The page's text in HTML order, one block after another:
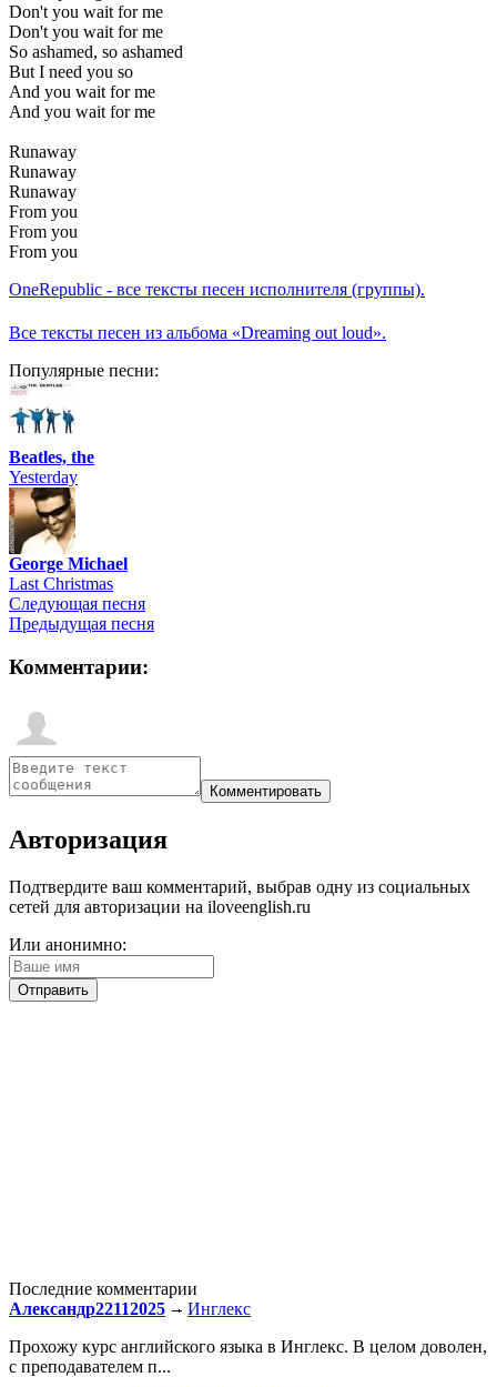
Don't you wait for me
Don't you wait for me
So ashamed, so ashamed
But I need you so
And you wait for me
And you wait for me
Runaway
Runaway
Runaway
From you
From you
From you
OneRepublic - все тексты песен исполнителя (группы).
Все тексты песен из альбома «Dreaming out loud».
Популярные песни:
Beatles, the
Yesterday
George Michael
Last Christmas
Следующая песня
Предыдущая песня
Комментарии:
Авторизация
Подтвердите ваш комментарий, выбрав одну из социальных
сетей для авторизации на iloveenglish.ru
Или анонимно:
Последние комментарии
Александр22112025
Инглекс
Прохожу курс английского языка в Инглекс. В целом доволен,
с преподавателем п...